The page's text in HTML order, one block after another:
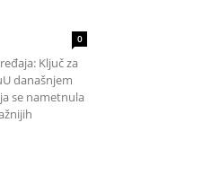
0
Ključ za
današnjem
se nametnula